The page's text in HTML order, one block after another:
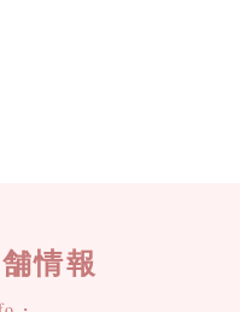
情報